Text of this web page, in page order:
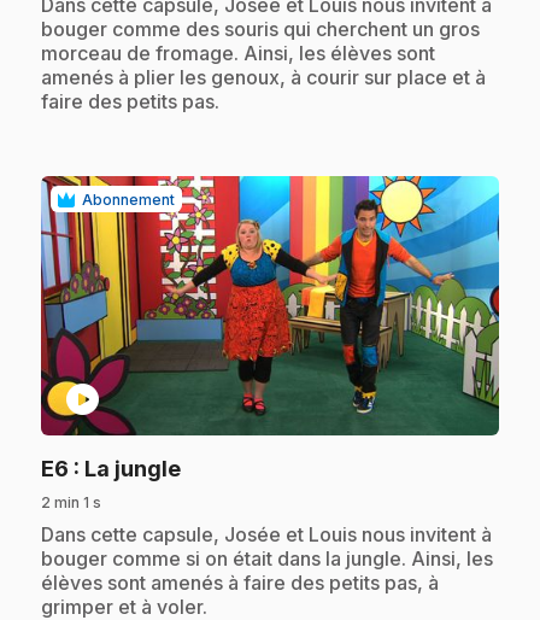
Dans cette capsule, Josée et Louis nous invitent à
bouger comme des souris qui cherchent un gros
morceau de fromage. Ainsi, les élèves sont
amenés à plier les genoux, à courir sur place et à
faire des petits pas.
Abonnement
play_circle
E6 : La jungle.
2 min 1 s
.Dans cette capsule, Josée et Louis nous invitent à
bouger comme si on était dans la jungle. Ainsi, les
élèves sont amenés à faire des petits pas, à
grimper et à voler.